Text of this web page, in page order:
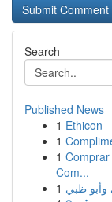
Search
Published News
1 Ethicon
1
1
Com...
1 وأبو ظبي